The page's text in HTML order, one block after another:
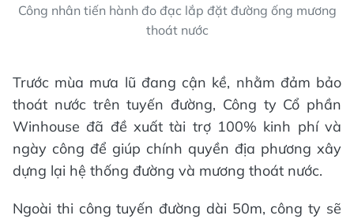
Công nhân tiến hành đo đạc lắp đặt đường ống mương
thoát nước
Trước mùa mưa lũ đang cận kề, nhằm đảm bảo
thoát nước trên tuyến đường, Công ty Cổ phần
Winhouse đã đề xuất tài trợ 100% kinh phí và
ngày công để giúp chính quyền địa phương xây
dựng lại hệ thống đường và mương thoát nước.
Ngoài thi công tuyến đường dài 50m, công ty sẽ